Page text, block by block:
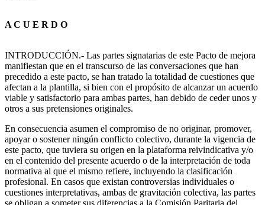
A C U E R D O
INTRODUCCIÓN.- Las partes signatarias de este Pacto de mejora
manifiestan que en el transcurso de las conversaciones que han
precedido a este pacto, se han tratado la totalidad de cuestiones que
afectan a la plantilla, si bien con el propósito de alcanzar un acuerdo
viable y satisfactorio para ambas partes, han debido de ceder unos y
otros a sus pretensiones originales.
En consecuencia asumen el compromiso de no originar, promover,
apoyar o sostener ningún conflicto colectivo, durante la vigencia de
este pacto, que tuviera su origen en la plataforma reivindicativa y/o
en el contenido del presente acuerdo o de la interpretación de toda
normativa al que el mismo refiere, incluyendo la clasificación
profesional. En casos que existan controversias individuales o
cuestiones interpretativas, ambas de gravitación colectiva, las partes